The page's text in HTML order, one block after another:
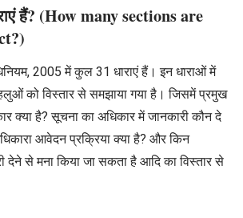
हैं? (How many sections are
2005 में कुल 31 धाराएं हैं। इन धाराओं में
को विस्तार से समझाया गया है। जिसमें प्रमुख
क्या है? सूचना का अधिकार में जानकारी कौन दे
आवेदन प्रक्रिया क्या है? और किन
देने से मना किया जा सकता है आदि का विस्तार से